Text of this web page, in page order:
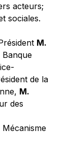
acteurs;
sociales.
M.
Banque
de la
M.
des